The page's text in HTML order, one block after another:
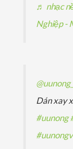
♬ nhạc
Nghiệp -
Dán xay
#uunong